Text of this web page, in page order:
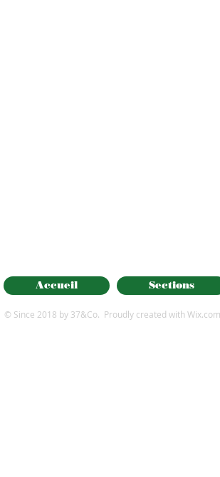
Accueil Sections
© Since 2018 by 37&Co. Proudly created with Wix.com